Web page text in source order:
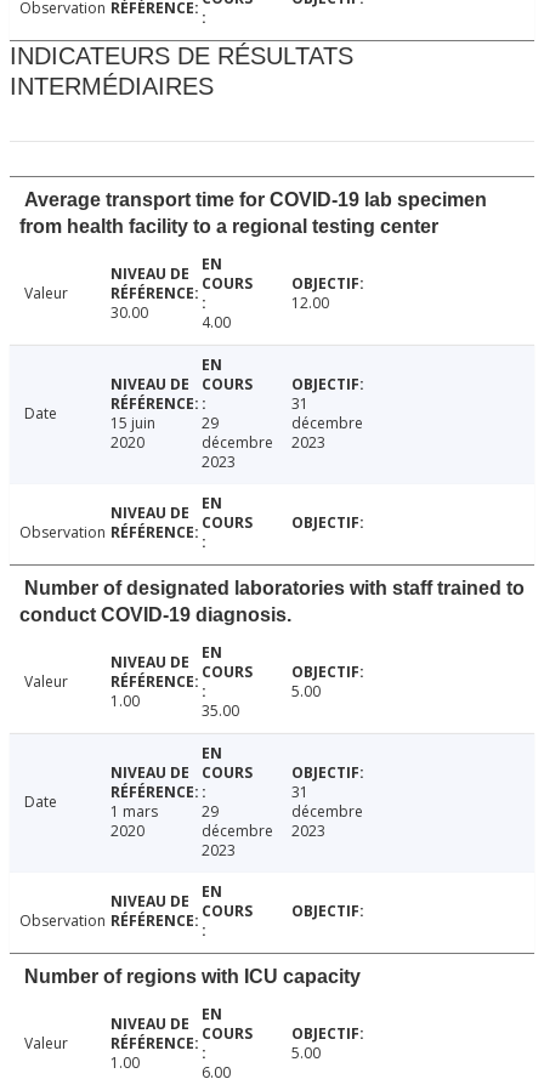
Observation
INDICATEURS DE RÉSULTATS
INTERMÉDIAIRES
Average transport time for COVID-19 lab specimen
from health facility to a regional testing center
Valeur
30.00
4.00
12.00
Date
15 juin
2020
29
décembre
2023
31
décembre
2023
Observation
Number of designated laboratories with staff trained to
conduct COVID-19 diagnosis.
Valeur
1.00
35.00
5.00
Date
1 mars
2020
29
décembre
2023
31
décembre
2023
Observation
Number of regions with ICU capacity
Valeur
1.00
6.00
5.00